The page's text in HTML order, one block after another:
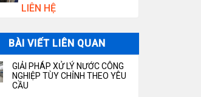
LIÊN HỆ
BÀI VIẾT LIÊN QUAN
GIẢI PHÁP XỬ LÝ NƯỚC CÔNG
NGHIỆP TÙY CHỈNH THEO YÊU
CẦU